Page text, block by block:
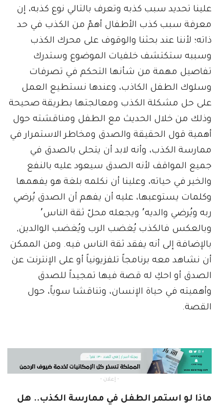
علينا تحديد سبب كذبه وتعرف بالتالي نوع كذبه، إن
معرفة سبب كذب الأطفال أهمّ من الكذب في حد
ذاته؛ لأننا عند بحثنا والوقوف على محرك الكذب
وسببه ستكتشف خلفيات الموضوع وستدرك
تفاصيل مهمة من شأنها التحكم في تصرفات
وسلوك الطفل الكاذب، وعندها نستطيع العمل
على حل مشكلة الكذب ومعالجتها بطريقة صحيحة
وذلك من خلال الحديث مع الطفل ومناقشته حول
أهمية قول الحقيقة والصدق ومخاطر الاستمرار في
ممارسة الكذب، وأنه لابد أن يتحلى بالصدق في
جميع المواقف لأنه الصدق سيعود عليه بالنفع
والخير في حياته، وعلينا أن نكلمه بلغة هو يفهمها
وكلمات يستوعبها، عليه أن يفهم أن الصدق يُرضي
وبالعكس فالكذب يُغضب الرب ويُغضب الوالدين,
بالإضافة إلى أنه يفقد ثقة الناس فيه. ومن الممكن
أن نشاهد معه برنامجاً تلفزيونياً أو على الإنترنت عن
الصدق أو احكِ له قصة فيها تمجيداً للصدق
وأهميته في حياة الإنسان، وتناقشا سوياً، حول
القصة.
- إعلان -
ماذا لو استمر الطفل في ممارسة الكذب.. هل